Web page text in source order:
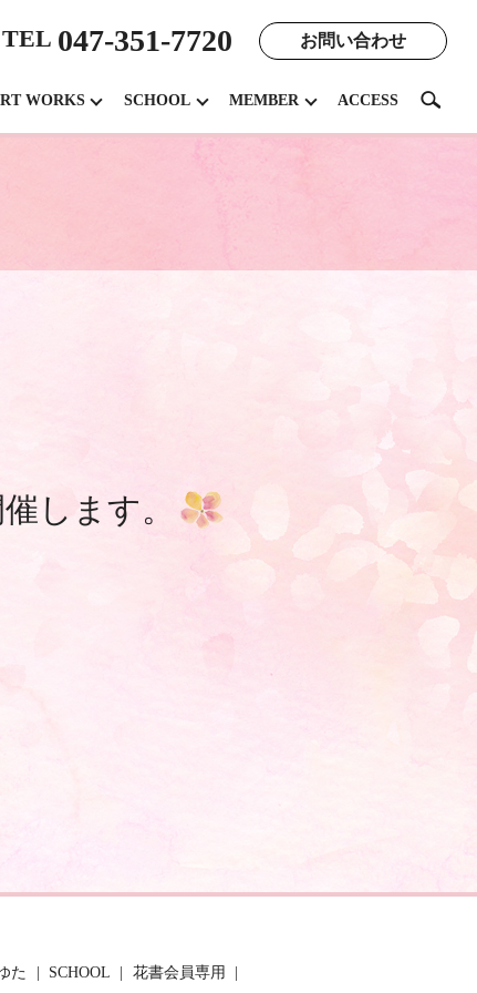
TEL 047-351-7720 お問い合わせ
WORKS SCHOOL MEMBER ACCESS search
します。
た SCHOOL 花書会員専用